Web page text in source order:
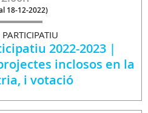
18-12-2022)
PARTICIPATIU
2022-2023 |
inclosos en la
i votació